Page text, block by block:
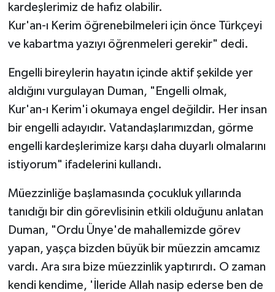
kardeşlerimiz de hafız olabilir.
Kur'an-ı Kerim öğrenebilmeleri için önce Türkçeyi
ve kabartma yazıyı öğrenmeleri gerekir" dedi.
Engelli bireylerin hayatın içinde aktif şekilde yer
aldığını vurgulayan Duman, "Engelli olmak,
Kur'an-ı Kerim'i okumaya engel değildir. Her insan
bir engelli adayıdır. Vatandaşlarımızdan, görme
engelli kardeşlerimize karşı daha duyarlı olmalarını
istiyorum" ifadelerini kullandı.
Müezzinliğe başlamasında çocukluk yıllarında
tanıdığı bir din görevlisinin etkili olduğunu anlatan
Duman, "Ordu Ünye'de mahallemizde görev
yapan, yaşça bizden büyük bir müezzin amcamız
vardı. Ara sıra bize müezzinlik yaptırırdı. O zaman
kendi kendime, 'İleride Allah nasip ederse ben de